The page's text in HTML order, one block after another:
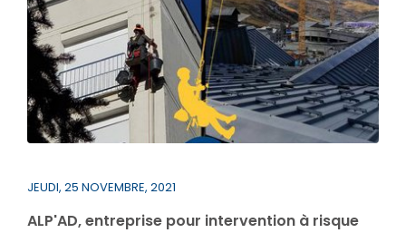
JEUDI, 25 NOVEMBRE, 2021
ALP'AD, entreprise pour intervention à risque